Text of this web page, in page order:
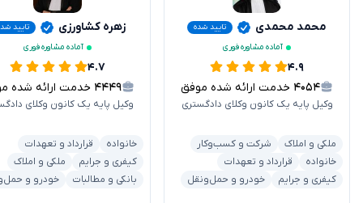
محمد محمدی
تایید شده
آماده مشاوره فوری
۴.۹
۴۰۵۴ خدمت ارائه شده موفق
وکیل پایه یک کانون وکلای دادگستری
ملکی و املاک
شرکت و کسب‌وکار
خانواده
قرارداد و تعهدات
کیفری و جرایم
خودرو و حمل‌ونقل
زهره کشاورزی
تایید
آماده مشاوره فوری
۴.۷
۴۴۴۹ خدمت ارائه شده موفق
وکیل پایه یک کانون وکلای
خانواده
قرارداد و تعهدات
کیفری و جرایم
ملکی و املاک
بانکی و مطالبات
خودرو و